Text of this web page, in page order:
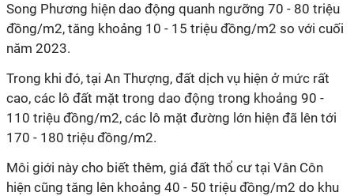
Song Phương hiện dao động quanh ngưỡng 70 - 80 triệu
đồng/m2, tăng khoảng 10 - 15 triệu đồng/m2 so với cuối
năm 2023.
Trong khi đó, tại An Thượng, đất dịch vụ hiện ở mức rất
cao, các lô đất mặt trong dao động trong khoảng 90 -
110 triệu đồng/m2, các lô mặt đường lớn hiện đã lên tới
170 - 180 triệu đồng/m2.
Môi giới này cho biết thêm, giá đất thổ cư tại Vân Côn
hiện cũng tăng lên khoảng 40 - 50 triệu đồng/m2 do khu